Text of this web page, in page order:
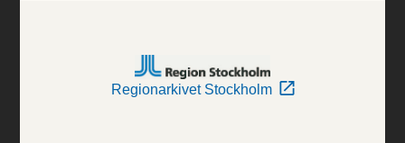
Regionarkivet Stockholm